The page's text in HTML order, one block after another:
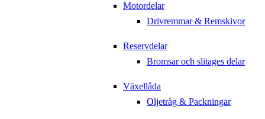
Motordelar
Drivremmar & Remskivor
Reservdelar
Bromsar och slitages delar
Växellåda
Oljetråg & Packningar